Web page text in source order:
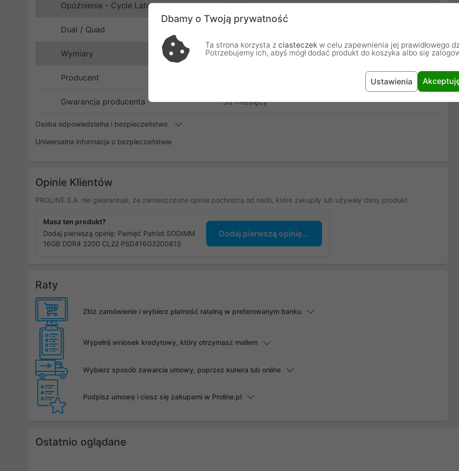
Opóźnienie - Cycle Latency CL 22
Dual / Quad
Wymiary 3 x 69 x 30 mm
Producent
Gwarancja producenta 36 miesięcy
Osoba odpowiedzialna i bezpieczeństwo
Uniwersalna informacja o bezpieczeństwie
Opinie Klientów
PROLINE S.A. nie gwarantuje, że zamieszczone opinie pochodzą od osób, które zakupiły lub używały dany produkt.
Masz ten produkt?
Dodaj pierwszą opinię: Pamięć Patriot SODIMM
16GB DDR4 3200 CL22 PSD416G320081S
Dodaj pierwszą opinię...
Raty
Złóż zamówienie i wybierz płatność ratalną w preferowanym banku
Wypełnij wniosek kredytowy, który otrzymasz mailem
Wybierz sposób zawarcia umowy, poprzez kuriera lub online
Podpisz umowę i ciesz się zakupami w Proline.pl
Ostatnio oglądane
Dbamy o Twoją prywatność
Ta strona korzysta z ciasteczek w celu zapewnienia jej prawidłowego
Potrzebujemy ich, abyś mógł dodać produkt do koszyka albo się
Ustawienia